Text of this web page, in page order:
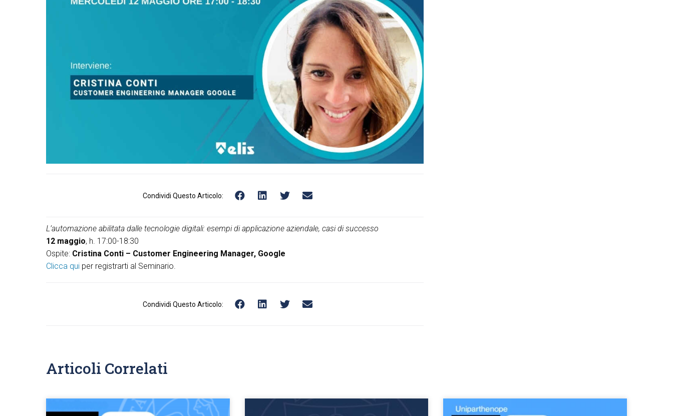
Condividi Questo Articolo:
L’automazione abilitata dalle tecnologie digitali: esempi di applicazione aziendale, casi di successo
12 maggio, h. 17:00-18:30
Ospite: Cristina Conti – Customer Engineering Manager, Google
Clicca qui per registrarti al Seminario.
Condividi Questo Articolo:
Articoli Correlati